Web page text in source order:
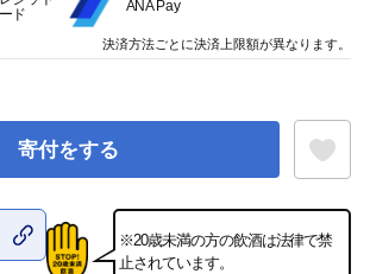
寄付をする
お気に入
※20歳未満の方の飲酒は法律で禁
止されています。
ド
ANA Pay
決済方法ごとに決済上限額が異なります。